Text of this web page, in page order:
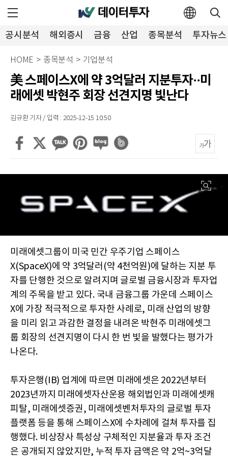
공시분석 해외증시 금융 산업 종목분석 투자뉴스
HOME > 종목분석 > 기업분석
美 스페이스X에 약 3억달러 지분투자··미
래에셋 박현주 회장 선견지명 빛난다
김규환 기자 / 입력 : 2025-12-15 10:50
미래에셋그룹이 미국 민간 우주기업 스페이스
X(SpaceX)에 약 3억달러(약 4천억원)에 달하는 지분 투
자를 단행한 것으로 알려지며 글로벌 금융시장과 투자업
계의 주목을 받고 있다. 국내 금융그룹 가운데 스페이스
X에 가장 적극적으로 투자한 사례로, 미래 산업의 방향
을 미리 읽고 과감한 결정을 내려온 박현주 미래에셋그
룹 회장의 선견지명이 다시 한 번 빛을 발했다는 평가가
나온다.
투자은행(IB) 업계에 따르면 미래에셋은 2022년부터
2023년까지 미래에셋자산운용 해외법인과 미래에셋캐
피탈, 미래에셋증권, 미래에셋벤처투자의 글로벌 투자
플랫폼 등을 통해 스페이스X에 수차례에 걸쳐 투자를 집
행했다. 비상장사 특성상 구체적인 지분율과 투자 조건
은 공개되지 않았지만, 누적 투자 금액은 약 2억~3억달